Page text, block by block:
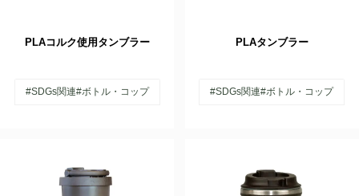
PLAコルク使用タンブラー
#SDGs関連#ボトル・コップ
PLAタンブラー
#SDGs関連#ボトル・コップ